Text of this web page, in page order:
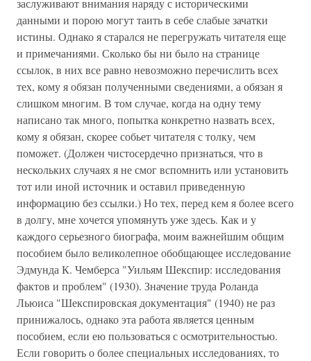
заслуживают внимания наряду с историческими
данными и порою могут таить в себе слабые зачатки
истины. Однако я старался не перегружать читателя еще
и примечаниями. Сколько бы ни было на странице
ссылок, в них все равно невозможно перечислить всех
тех, кому я обязан полученными сведениями, а обязан я
слишком многим. В том случае, когда на одну тему
написано так много, попытка конкретно назвать всех,
кому я обязан, скорее собьет читателя с толку, чем
поможет. (Должен чистосердечно признаться, что в
нескольких случаях я не смог вспомнить или установить
тот или иной источник и оставил приведенную
информацию без ссылки.) Но тех, перед кем я более всего
в долгу, мне хочется упомянуть уже здесь. Как и у
каждого серьезного биографа, моим важнейшим общим
пособием было великолепное обобщающее исследование
Эдмунда К. Чемберса "Уильям Шекспир: исследования
фактов и проблем" (1930). Значение труда Роланда
Льюиса "Шекспировская документация" (1940) не раз
принижалось, однако эта работа является ценным
пособием, если ею пользоваться с осмотрительностью.
Если говорить о более специальных исследованиях, то